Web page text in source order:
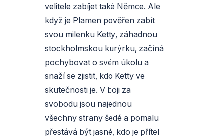
velitele zabíjet také Němce. Ale
když je Plamen pověřen zabít
svou milenku Ketty, záhadnou
stockholmskou kurýrku, začíná
pochybovat o svém úkolu a
snaží se zjistit, kdo Ketty ve
skutečnosti je. V boji za
svobodu jsou najednou
všechny strany šedé a pomalu
přestává být jasné, kdo je přítel